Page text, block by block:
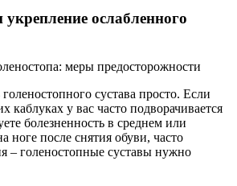
ослабленного
сустава просто. Если
каблуках у вас часто подворачивается
болезненность в среднем или
ноге после снятия обуви, часто
– голеностопные суставы нужно